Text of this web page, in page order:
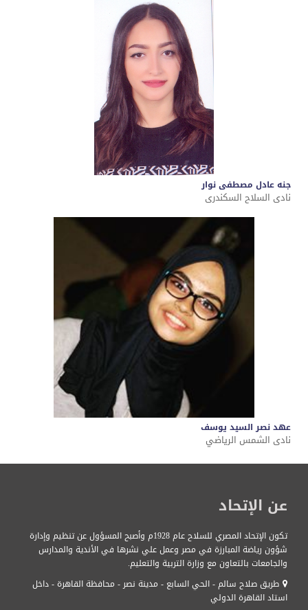
جنه عادل مصطفى نوار
نادى السلاح السكندرى
عهد نصر السيد يوسف
نادى الشمس الرياضي
عن الإتحاد
تكون الإتحاد المصري للسلاح عام 1928م وأصبح المسؤول عن تنظيم وإدارة
شؤون رياضة المبارزة في مصر وعمل علي نشرها في الأندية والمدارس
والجامعات بالتعاون مع وزارة التربية والتعليم.
طريق صلاح سالم - الحي السابع - مدينة نصر - محافظة القاهرة - داخل
استاد القاهرة الدولي